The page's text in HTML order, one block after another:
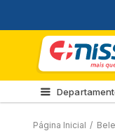
Página Inicial /